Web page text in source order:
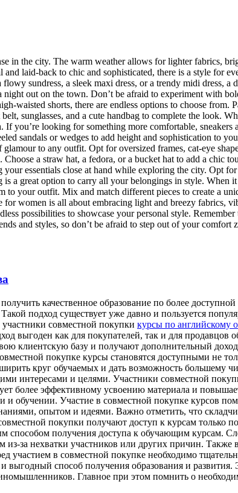
in the city. The warm weather allows for lighter fabrics,
laid-back to chic and sophisticated, there is a style for
sundress, a sleek maxi dress, or a trendy midi dress, a
out on the town. Don’t be afraid to experiment with
waisted shorts, there are endless options to choose
sunglasses, and a cute handbag to complete the look.
you’re looking for something more comfortable, sneakers
sandals or wedges to add height and sophistication to
to any outfit. Opt for oversized frames, cat-eye
a straw hat, a fedora, or a bucket hat to add a chic
essentials close at hand while exploring the city. Opt
a great option to carry all your belongings in style. When
to your outfit. Mix and match different pieces to create a
women is all about embracing light and breezy fabrics,
possibilities to showcase your personal style.
and styles, so don’t be afraid to step out of your comfort
качественное образование по более
подход существует уже давно и пользуется
совместной покупки курсы по английскому
выгоден как для покупателей, так и для
клиентскую базу и получают дополнительный
покупке курсы становятся доступными не
круг обучаемых и дать возможность
интересами и целями. Участники совместной
более эффективному усвоению материала и
обучении. Участие в совместной покупке курсов
опытом и идеями. Важно отметить, что
покупки получают доступ к курсам только
способом получения доступа к обучающим курсам.
за нехватки участников или других причин. Также
участием в совместной покупке необходимо
способ получения образования и развития.
Главное при этом помнить о